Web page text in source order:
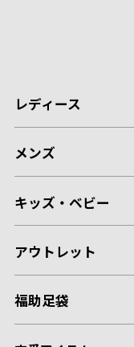
レディース
メンズ
キッズ・ベビー
アウトレット
福助足袋